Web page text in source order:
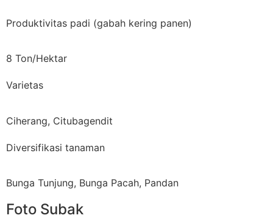
Produktivitas padi (gabah kering panen)
8 Ton/Hektar
Varietas
Ciherang, Citubagendit
Diversifikasi tanaman
Bunga Tunjung, Bunga Pacah, Pandan
Foto Subak